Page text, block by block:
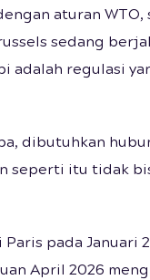
aturan
sedang
adalah regulasi
dibutuhkan
seperti itu tidak
pada Januari
April 2026